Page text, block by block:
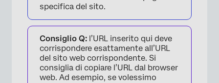
specifica del sito.
Consiglio Q: l’URL inserito qui deve
corrispondere esattamente all’URL
del sito web corrispondente. Si
consiglia di copiare l’URL dal browser
web. Ad esempio, se volessimo